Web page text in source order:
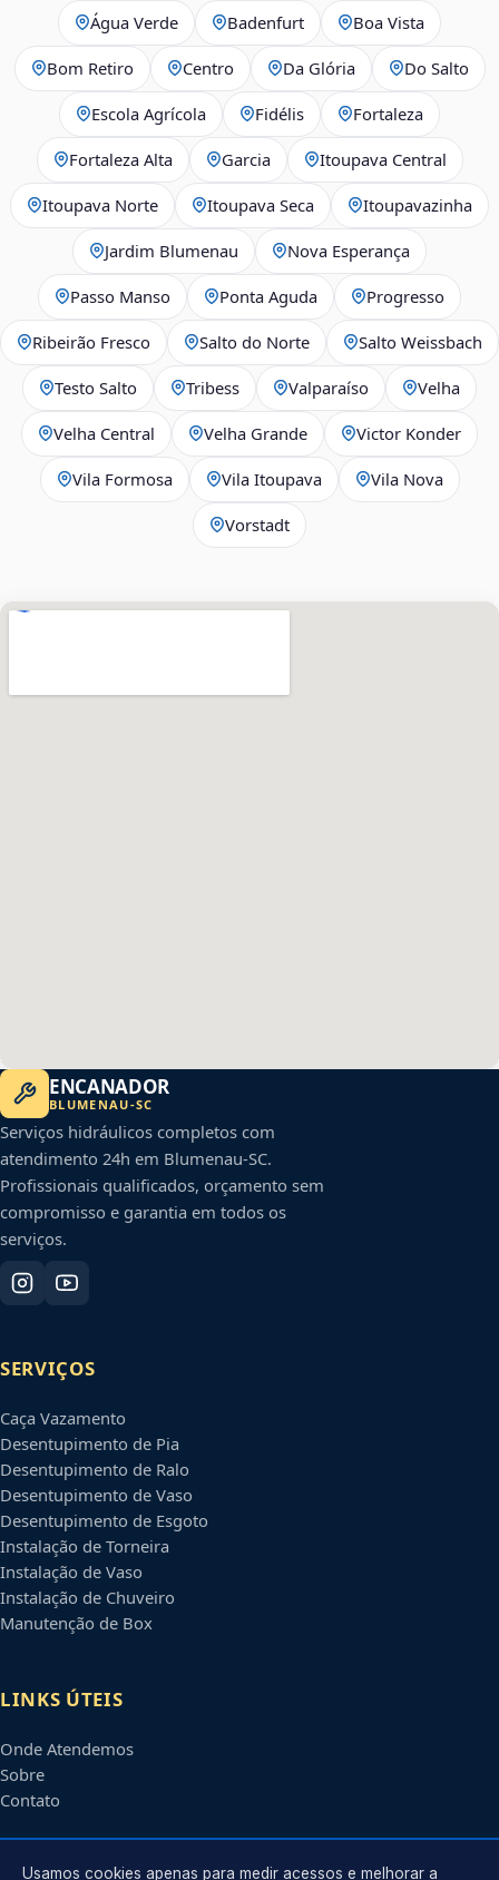
Água Verde Badenfurt Boa Vista
Bom Retiro Centro Da Glória Do Salto
Escola Agrícola Fidélis Fortaleza
Fortaleza Alta Garcia Itoupava Central
Itoupava Norte Itoupava Seca Itoupavazinha
Jardim Blumenau Nova Esperança
Passo Manso Ponta Aguda Progresso
Ribeirão Fresco Salto do Norte Salto Weissbach
Testo Salto Tribess Valparaíso Velha
Velha Central Velha Grande Victor Konder
Vila Formosa Vila Itoupava Vila Nova
Vorstadt
ENCANADOR
BLUMENAU-SC
Serviços hidráulicos completos com
atendimento 24h em Blumenau-SC.
Profissionais qualificados, orçamento sem
compromisso e garantia em todos os
serviços.
SERVIÇOS
Caça Vazamento
Desentupimento de Pia
Desentupimento de Ralo
Desentupimento de Vaso
Desentupimento de Esgoto
Instalação de Torneira
Instalação de Vaso
Instalação de Chuveiro
Manutenção de Box
LINKS ÚTEIS
Onde Atendemos
Sobre
Contato
Usamos cookies apenas para medir acessos e melhorar a